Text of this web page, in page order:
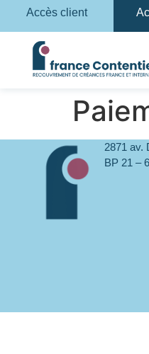
Accès client
2871 av.
BP 21 –